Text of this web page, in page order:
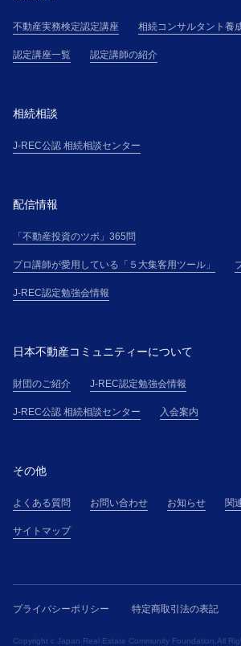
不動産実務検定認定講座 相続コンサルタント養
認定講座一覧 認定講師の紹介
相続相談
J-REC公認 相続相談センター
配信情報
「不動産投資のツボ」365問
プロ講師が愛用している「５大集客用ツール」
J-REC認定勉強会情報
日本不動産コミュニティーについて
財団のご紹介 J-REC認定勉強会情報
J-REC公認 相続相談センター 入会案内
その他
よくある質問 お問い合わせ お知らせ 関
サイトマップ
プライバシーポリシー 特定商取引法の表記
Copyright c Japan Real Estate Community Foundation.All